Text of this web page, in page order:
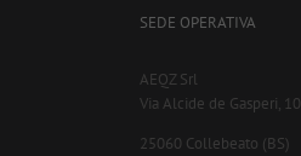
SEDE OPERATIVA
AEQZ Srl
Via Alcide de Gasperi, 10
25060 Collebeato (BS)